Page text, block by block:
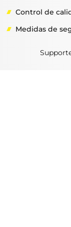
Control de
Medidas de